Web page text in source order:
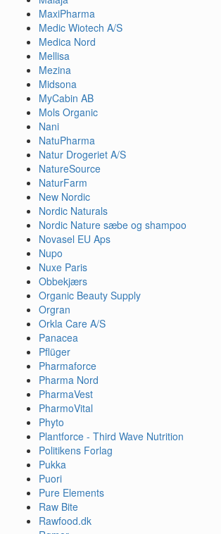
MaxiPharma
Medic Wiotech A/S
Medica Nord
Mellisa
Mezina
Midsona
MyCabin AB
Mols Organic
Nani
NatuPharma
Natur Drogeriet A/S
NatureSource
NaturFarm
New Nordic
Nordic Naturals
Nordic Nature sæbe og shampoo
Novasel EU Aps
Nupo
Nuxe Paris
Obbekjærs
Organic Beauty Supply
Orgran
Orkla Care A/S
Panacea
Pflüger
Pharmaforce
Pharma Nord
PharmaVest
PharmoVital
Phyto
Plantforce - Third Wave Nutrition
Politikens Forlag
Pukka
Puori
Pure Elements
Raw Bite
Rawfood.dk